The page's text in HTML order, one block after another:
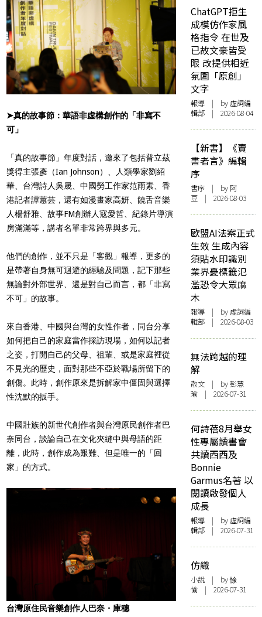
➤真的故事節：華語非虛構創作的「非寫不
可」
「真的故事節」年度對話，邀來了包括普立茲
獎得主張彥（Ian Johnson）、人類學家劉紹
華、台灣詩人吳晟、中國勞工作家范雨素、香
港記者譚蕙芸，還有如漫畫家高妍、饒舌音樂
人楊舒雅、故事FM創辦人寇愛哲、紀錄片導演
房滿滿等，講者名單非常跨界與多元。
他們的創作，並不只是「客觀」報導，更多的
是帶著自身無可迴避的經驗及問題，記下那些
無論對外部世界、還是對自己而言，都「非寫
不可」的故事。
來自香港、中國與台灣的女性作者，同台分享
如何把自己的家庭當作採訪現場，如何以記者
之姿，打開自己的父母、祖輩、或是家庭裡從
不見光的歷史，面對那些不亞於戰場所留下的
創傷。此時，創作原來是拆解家中僵固與選擇
性沈默的扳手。
中國壯族的新世代創作者與台灣原民創作者巴
奈同台，談論自己在文化夾縫中與母語的距
離，此時，創作成為艱難、但是唯一的「回
家」的方式。
台灣原住民音樂創作人巴奈・庫穗
ChatGPT拒生
成模仿作家風
格指令 在世及
已故文豪皆受
限 改提供相近
氛圍「原創」
文字
報導 | by 虛詞編
輯部 | 2026-08-04
【新書】《賣
書者言》編輯
序
書序 | by 阿
豆 | 2026-08-03
歐盟AI法案正式
生效 生成內容
須貼水印識別
業界憂標籤氾
濫恐令大眾麻
木
報導 | by 虛詞編
輯部 | 2026-08-03
無法跨越的理
解
散文 | by 彭慧
瑜 | 2026-07-31
何詩蓓8月舉女
性專屬讀書會
共讀西西及
Bonnie
Garmus名著 以
閱讀啟發個人
成長
報導 | by 虛詞編
輯部 | 2026-07-31
仿織
小說 | by 悇
愉 | 2026-07-31